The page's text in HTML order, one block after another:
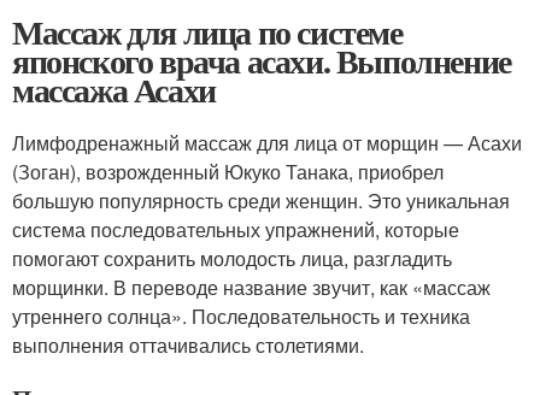
Массаж для лица по системе
японского врача асахи. Выполнение
массажа Асахи
Лимфодренажный массаж для лица от морщин — Асахи
(Зоган), возрожденный Юкуко Танака, приобрел
большую популярность среди женщин. Это уникальная
система последовательных упражнений, которые
помогают сохранить молодость лица, разгладить
морщинки. В переводе название звучит, как «массаж
утреннего солнца». Последовательность и техника
выполнения оттачивались столетиями.